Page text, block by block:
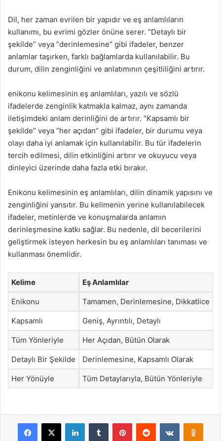
Dil, her zaman evrilen bir yapıdır ve eş anlamlıların
kullanımı, bu evrimi gözler önüne serer. “Detaylı bir
şekilde” veya “derinlemesine” gibi ifadeler, benzer
anlamlar taşırken, farklı bağlamlarda kullanılabilir. Bu
durum, dilin zenginliğini ve anlatımının çeşitliliğini artırır.
enikonu kelimesinin eş anlamlıları, yazılı ve sözlü
ifadelerde zenginlik katmakla kalmaz, aynı zamanda
iletişimdeki anlam derinliğini de artırır. “Kapsamlı bir
şekilde” veya “her açıdan” gibi ifadeler, bir durumu veya
olayı daha iyi anlamak için kullanılabilir. Bu tür ifadelerin
tercih edilmesi, dilin etkinliğini artırır ve okuyucu veya
dinleyici üzerinde daha fazla etki bırakır.
Enikonu kelimesinin eş anlamlıları, dilin dinamik yapısını ve
zenginliğini yansıtır. Bu kelimenin yerine kullanılabilecek
ifadeler, metinlerde ve konuşmalarda anlamın
derinleşmesine katkı sağlar. Bu nedenle, dil becerilerini
geliştirmek isteyen herkesin bu eş anlamlıları tanıması ve
kullanması önemlidir.
Kelime Eş Anlamlılar
Enikonu Tamamen, Derinlemesine, Dikkatlice
Kapsamlı Geniş, Ayrıntılı, Detaylı
Tüm Yönleriyle Her Açıdan, Bütün Olarak
Detaylı Bir Şekilde Derinlemesine, Kapsamlı Olarak
Her Yönüyle Tüm Detaylarıyla, Bütün Yönleriyle
Facebook
X LinkedInTumblr PinterestReddit VKontakte